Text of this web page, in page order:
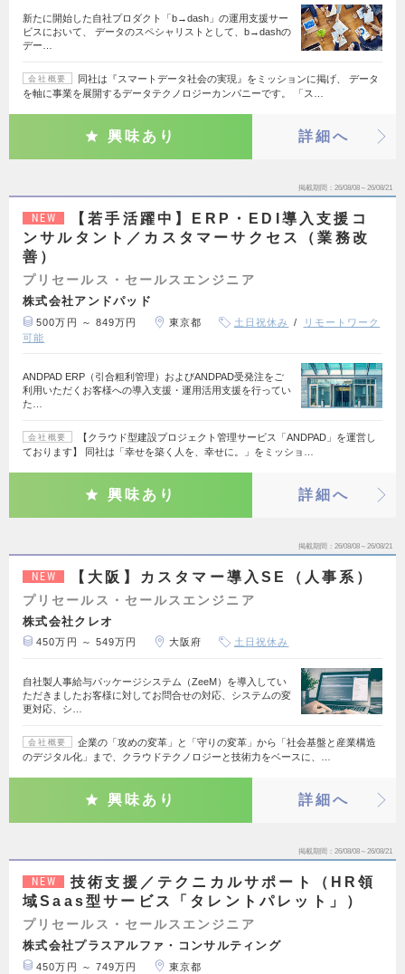
新たに開始した自社プロダクト「b→dash」の運用支援サー
ビスにおいて、 データのスペシャリストとして、b→dashの
デー…
会社概要
同社は『スマートデータ社会の実現』をミッションに掲げ、 データ
を軸に事業を展開するデータテクノロジーカンパニーです。 「ス…
興味あり 詳細へ
掲載期間 26/08/08～26/08/21
NEW
【若手活躍中】ERP・EDI導入支援コ
ンサルタント／カスタマーサクセス（業務改
善）
プリセールス・セールスエンジニア
株式会社アンドパッド
500万円 ～ 849万円 東京都 土日祝休み
リモートワーク
可能
ANDPAD ERP（引合粗利管理）およびANDPAD受発注をご
利用いただくお客様への導入支援・運用活用支援を行ってい
た…
会社概要
【クラウド型建設プロジェクト管理サービス「ANDPAD」を運営し
ております】 同社は「幸せを築く人を、幸せに。」をミッショ…
興味あり 詳細へ
掲載期間 26/08/08～26/08/21
NEW 【大阪】カスタマー導入SE（人事系）
プリセールス・セールスエンジニア
株式会社クレオ
450万円 ～ 549万円 大阪府 土日祝休み
自社製人事給与パッケージシステム（ZeeM）を導入してい
ただきましたお客様に対してお問合せの対応、システムの変
更対応、シ…
会社概要
企業の「攻めの変革」と「守りの変革」から「社会基盤と産業構造
のデジタル化」まで、クラウドテクノロジーと技術力をベースに、…
興味あり 詳細へ
掲載期間 26/08/08～26/08/21
NEW
技術支援／テクニカルサポート（HR領
域Saas型サービス「タレントパレット」）
プリセールス・セールスエンジニア
株式会社プラスアルファ・コンサルティング
450万円 ～ 749万円 東京都